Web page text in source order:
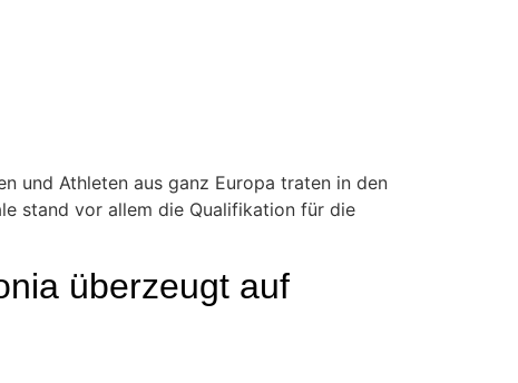
und Athleten aus ganz Europa traten in den
stand vor allem die Qualifikation für die
überzeugt auf